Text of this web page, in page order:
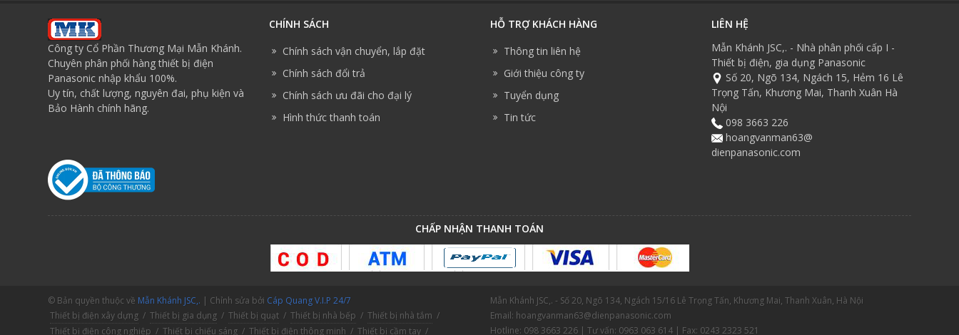
Công ty Cổ Phần Thương Mại Mẫn Khánh.
Chuyên phân phối hàng thiết bị điện
Panasonic nhập khẩu 100%.
Uy tín, chất lượng, nguyên đai, phụ kiện và
Bảo Hành chính hãng.
CHÍNH SÁCH
Chính sách vận chuyển, lắp đặt
Chính sách đổi trả
Chính sách ưu đãi cho đại lý
Hình thức thanh toán
HỖ TRỢ KHÁCH HÀNG
Thông tin liên hệ
Giới thiệu công ty
Tuyển dụng
Tin tức
LIÊN HỆ
Mẫn Khánh JSC,. - Nhà phân phối cấp I -
Thiết bị điện, gia dụng Panasonic
Số 20, Ngõ 134, Ngách 15, Hẻm 16 Lê
Trọng Tấn, Khương Mai, Thanh Xuân Hà
Nội
098 3663 226
hoangvanman63@
dienpanasonic.com
CHẤP NHẬN THANH TOÁN
© Bản quyền thuộc về Mẫn Khánh JSC,. | Chỉnh sửa bởi Cáp Quang V.I.P 24/7
Thiết bị điện xây dựng / Thiết bị gia dụng / Thiết bị quạt / Thiết bị nhà bếp / Thiết bị nhà tắm /
Thiết bị điện công nghiệp / Thiết bị chiếu sáng / Thiết bị điện thông minh / Thiết bị cầm tay /
Mẫn Khánh JSC,. - Số 20, Ngõ 134, Ngách 15/16 Lê Trọng Tấn, Khương Mai, Thanh Xuân, Hà Nội
Email: hoangvanman63@dienpanasonic.com
Hotline: 098 3663 226 | Tư vấn: 0963 063 614 | Fax: 0243 2323 521